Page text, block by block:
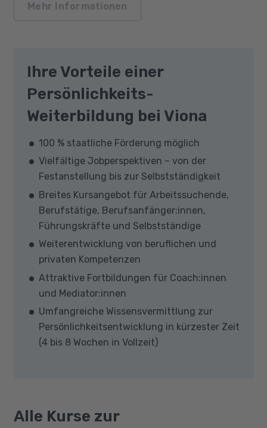
Mehr Informationen
Ihre Vorteile einer
Persönlichkeits-
Weiterbildung bei Viona
100 % staatliche Förderung möglich
Vielfältige Jobperspektiven – von der
Festanstellung bis zur Selbstständigkeit
Breites Kursangebot für Arbeitssuchende,
Berufstätige, Berufsanfänger:innen,
Führungskräfte und Selbstständige
Weiterentwicklung von beruflichen und
privaten Kompetenzen
Attraktive Fortbildungen für Coach:innen
und Mediator:innen
Umfangreiche Wissensvermittlung zur
Persönlichkeitsentwicklung in kürzester Zeit
(4 bis 8 Wochen in Vollzeit)
Alle Kurse zur